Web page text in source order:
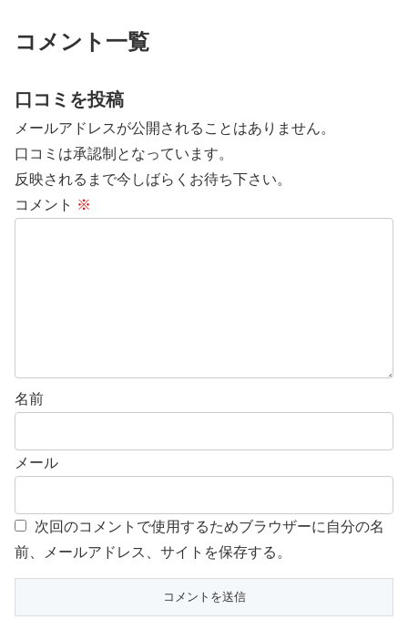
ーミルクを使用し、フワサクに仕
上げたパンケーキは、クリーム
コメント一覧
口コミを投稿
メールアドレスが公開されることはありません。
口コミは承認制となっています。
反映されるまで今しばらくお待ち下さい。
コメント ※
名前
メール
次回のコメントで使用するためブラウザーに自分の名
前、メールアドレス、サイトを保存する。